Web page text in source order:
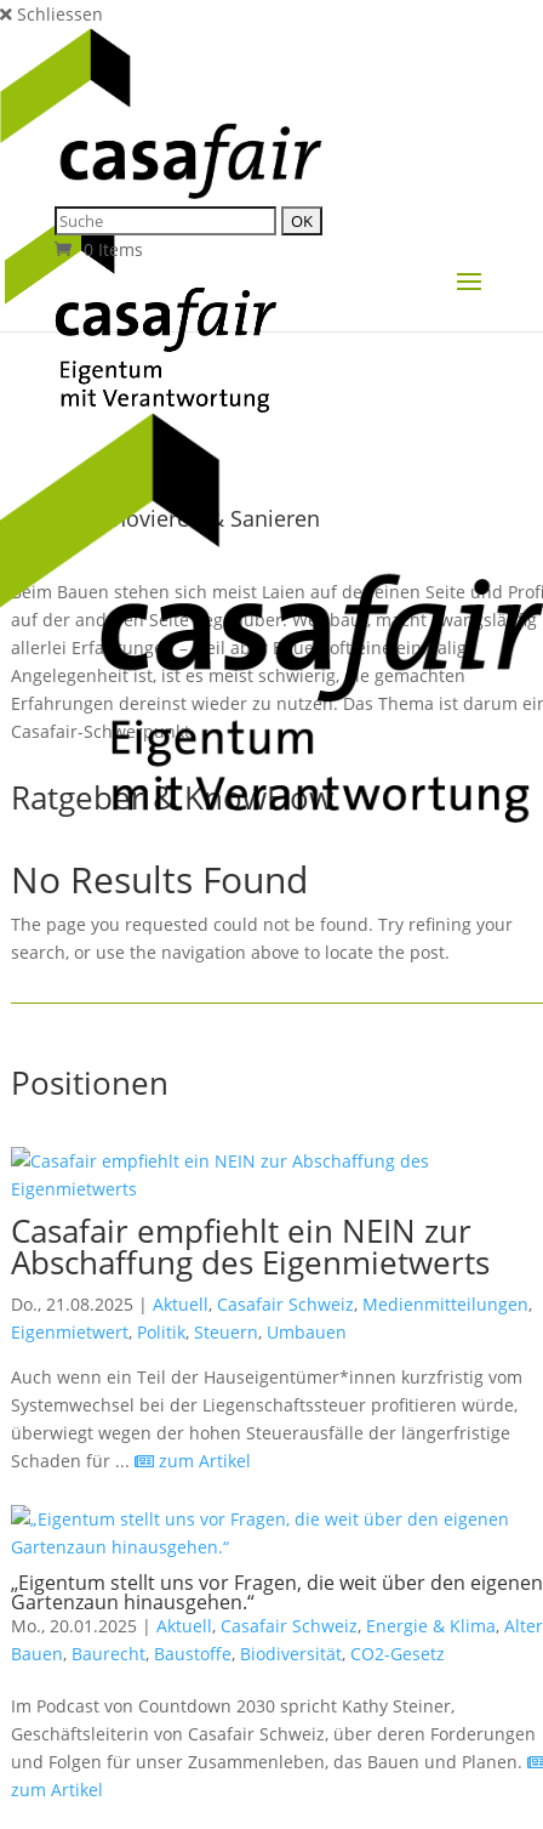
Schliessen
0 Items
Bauen, Renovieren & Sanieren
Beim Bauen stehen sich meist Laien auf der einen Seite und
auf der anderen Seite gegenüber. Wer baut, macht zwangsläufig
allerlei Erfahrungen – weil aber Bauen oft eine einmalige
Angelegenheit ist, ist es meist schwierig, die gemachten
Erfahrungen dereinst wieder zu nutzen. Das Thema ist darum
Casafair-Schwerpunkt.
Ratgeber & KnowHow
No Results Found
The page you requested could not be found. Try refining your
search, or use the navigation above to locate the post.
Positionen
Casafair empfiehlt ein NEIN zur
Abschaffung des Eigenmietwerts
Do., 21.08.2025 | Aktuell, Casafair Schweiz, Medienmitteilungen,
Eigenmietwert, Politik, Steuern, Umbauen
Auch wenn ein Teil der Hauseigentümer*innen kurzfristig vom
Systemwechsel bei der Liegenschaftssteuer profitieren würde,
überwiegt wegen der hohen Steuerausfälle der längerfristige
Schaden für ...
zum Artikel
„Eigentum stellt uns vor Fragen, die weit über den eigenen
Gartenzaun hinausgehen.“
Mo., 20.01.2025 | Aktuell, Casafair Schweiz, Energie & Klima, Alter
Bauen, Baurecht, Baustoffe, Biodiversität, CO2-Gesetz
Im Podcast von Countdown 2030 spricht Kathy Steiner,
Geschäftsleiterin von Casafair Schweiz, über deren Forderungen
und Folgen für unser Zusammenleben, das Bauen und Planen.
zum Artikel